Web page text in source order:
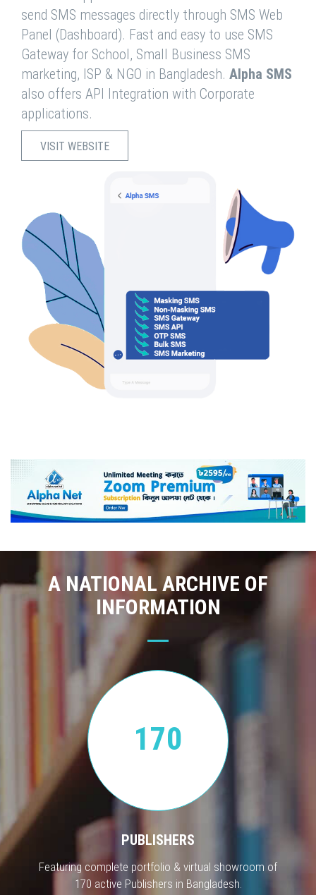
send SMS messages directly through SMS Web
Panel (Dashboard). Fast and easy to use SMS
Gateway for School, Small Business SMS
marketing, ISP & NGO in Bangladesh. Alpha SMS
also offers API Integration with Corporate
applications.
VISIT WEBSITE
A NATIONAL ARCHIVE OF
INFORMATION
170
PUBLISHERS
Featuring complete portfolio & virtual showroom of
170 active Publishers in Bangladesh.